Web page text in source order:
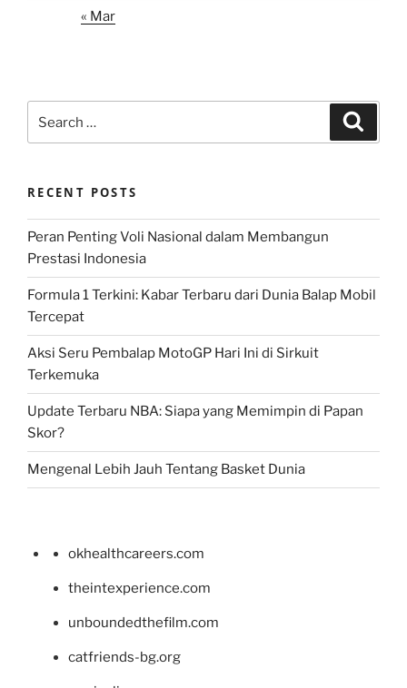
« Mar
for:
RECENT POSTS
Peran Penting Voli Nasional dalam Membangun
Prestasi Indonesia
Formula 1 Terkini: Kabar Terbaru dari Dunia Balap Mobil
Tercepat
Aksi Seru Pembalap MotoGP Hari Ini di Sirkuit
Terkemuka
Update Terbaru NBA: Siapa yang Memimpin di Papan
Skor?
Mengenal Lebih Jauh Tentang Basket Dunia
okhealthcareers.com
theintexperience.com
unboundedthefilm.com
catfriends-bg.org